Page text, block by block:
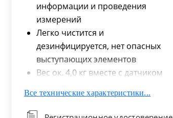
информации и проведения
измерений
Легко чистится и
дезинфицируется, нет опасных
выступающих элементов
Вес ок. 4,0 кг вместе с датчиком
Режим ЦДК
Режим энергетического допплера
Все технические характеристики...